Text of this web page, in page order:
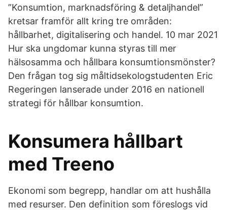
”Konsumtion, marknadsföring & detaljhandel”
kretsar framför allt kring tre områden:
hållbarhet, digitalisering och handel. 10 mar 2021
Hur ska ungdomar kunna styras till mer
hälsosamma och hållbara konsumtionsmönster?
Den frågan tog sig måltidsekologstudenten Eric
Regeringen lanserade under 2016 en nationell
strategi för hållbar konsumtion.
Konsumera hållbart
med Treeno
Ekonomi som begrepp, handlar om att hushålla
med resurser. Den definition som föreslogs vid